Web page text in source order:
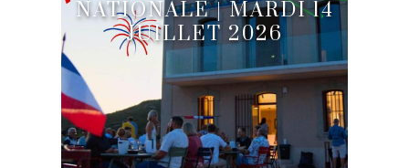
NATIONALE | MARDI 14
JUILLET 2026